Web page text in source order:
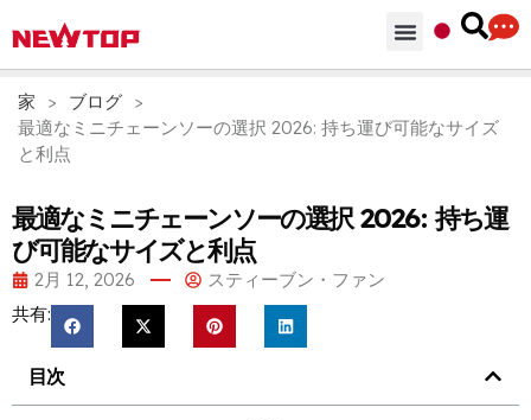
家 > ブログ >
最適なミニチェーンソーの選択 2026: 持ち運び可能なサイズ
と利点
最適なミニチェーンソーの選択 2026: 持ち運
び可能なサイズと利点
2月 12, 2026 スティーブン・ファン
共有:
目次